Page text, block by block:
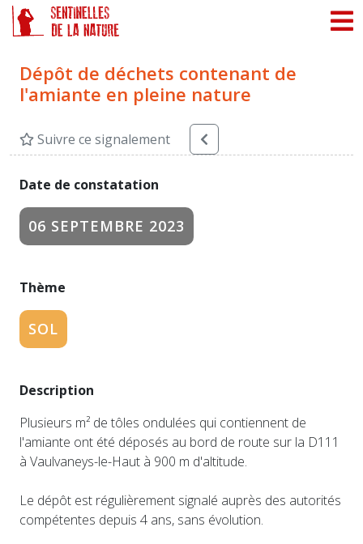
Dépôt de déchets contenant de
l'amiante en pleine nature
Suivre ce signalement
Date de constatation
06 SEPTEMBRE 2023
Thème
SOL
Description
Plusieurs m² de tôles ondulées qui contiennent de
l'amiante ont été déposés au bord de route sur la D111
à Vaulvaneys-le-Haut à 900 m d'altitude.
Le dépôt est régulièrement signalé auprès des autorités
compétentes depuis 4 ans, sans évolution.
Panneau de gestion des cookies